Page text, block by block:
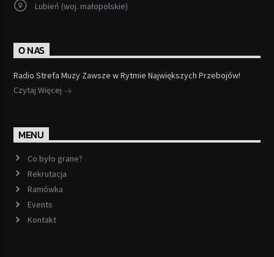
Lubień (woj. małopolskie)
O NAS
Radio Strefa Muzy Zawsze w Rytmie Największych Przebojów!
Czytaj Więcej
MENU
Co było grane?
Rekrutacja
Ramówka
Events
Kontakt